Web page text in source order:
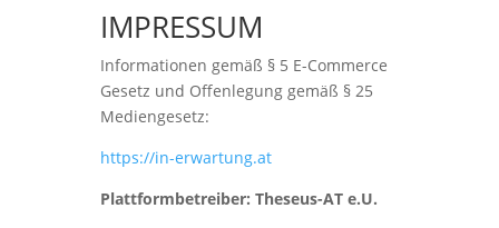
IMPRESSUM
Informationen gemäß § 5 E-Commerce
Gesetz und Offenlegung gemäß § 25
Mediengesetz:
https://in-erwartung.at
Plattformbetreiber: Theseus-AT e.U.